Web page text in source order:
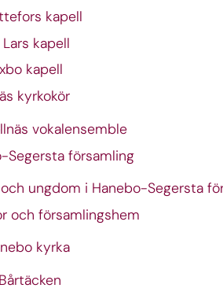
kapell
Lars kapell
kapell
kyrkokör
vokalensemble
Segersta församling
ungdom i Hanebo-Segersta
och församlingshem
kyrka
Bårtäcken